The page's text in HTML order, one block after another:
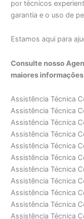
por técnicos
garantia e o uso de
Estamos aqui para
Consulte nosso
maiores
Assistência Técnica
Assistência Técnica
Assistência Técnica
Assistência Técnica
Assistência Técnica
Assistência Técnica
Assistência Técnica
Assistência Técnica
Assistência Técnica
Assistência Técnica
Assistência Técnica